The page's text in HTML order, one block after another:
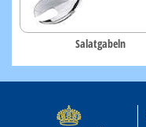
Salatgabeln